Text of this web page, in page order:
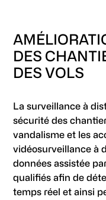
DES
DES VOLS
La surveillance à
sécurité des
vandalisme et les
vidéosurveillance à
données assistée
qualifiés afin de
temps réel et ainsi